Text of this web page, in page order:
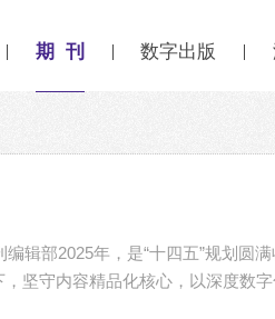
期 刊 数字出版
编辑部2025年，是“十四五”规划圆
坚守内容精品化核心，以深度数